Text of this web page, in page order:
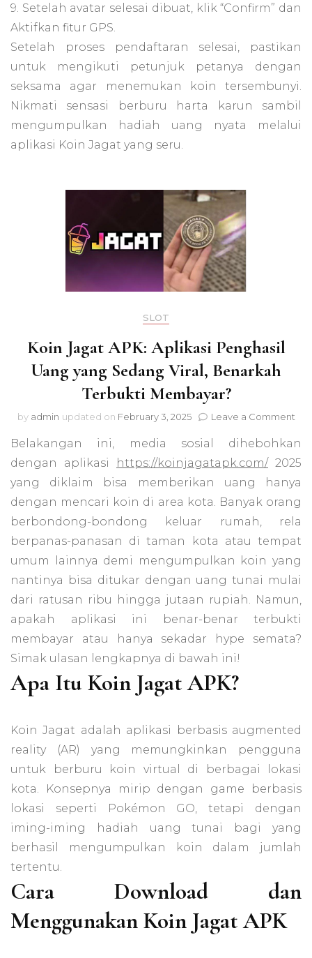
9. Setelah avatar selesai dibuat, klik “Confirm” dan
Aktifkan fitur GPS.
Setelah proses pendaftaran selesai, pastikan
untuk mengikuti petunjuk petanya dengan
seksama agar menemukan koin tersembunyi.
Nikmati sensasi berburu harta karun sambil
mengumpulkan hadiah uang nyata melalui
aplikasi Koin Jagat yang seru.
SLOT
Koin Jagat APK: Aplikasi Penghasil
Uang yang Sedang Viral, Benarkah
Terbukti Membayar?
by admin updated on February 3, 2025 Leave a Commenton
Belakangan ini, media sosial dihebohkan
dengan aplikasi
https://koinjagatapk.com/ 2025
yang diklaim bisa memberikan uang hanya
dengan mencari koin di area kota. Banyak orang
berbondong-bondong keluar rumah, rela
berpanas-panasan di taman kota atau tempat
umum lainnya demi mengumpulkan koin yang
nantinya bisa ditukar dengan uang tunai mulai
dari ratusan ribu hingga jutaan rupiah. Namun,
apakah aplikasi ini benar-benar terbukti
membayar atau hanya sekadar hype semata?
Simak ulasan lengkapnya di bawah ini!
Apa Itu Koin Jagat APK?
Koin Jagat adalah aplikasi berbasis augmented
reality (AR) yang memungkinkan pengguna
untuk berburu koin virtual di berbagai lokasi
kota. Konsepnya mirip dengan game berbasis
lokasi seperti Pokémon GO, tetapi dengan
iming-iming hadiah uang tunai bagi yang
berhasil mengumpulkan koin dalam jumlah
tertentu.
Cara Download dan
Menggunakan Koin Jagat APK